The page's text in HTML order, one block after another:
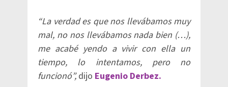
“La verdad es que nos llevábamos muy
mal, no nos llevábamos nada bien (…),
me acabé yendo a vivir con ella un
tiempo, lo intentamos, pero no
funcionó”,dijo Eugenio Derbez.